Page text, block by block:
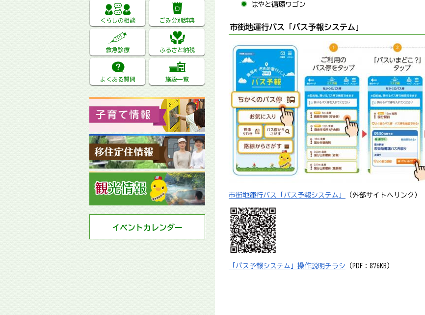
くらしの相談 ごみ分別辞典
救急診療 ふるさと納税
よくある質問 施設一覧
イベントカレンダー
はやと循環ワゴン
市街地運行バス「バス予報システム」
市街地運行バス 「バス予報システム」 （外部サイトへリンク）
「バス予報システム」操作説明 チラシ （PDF：876KB）